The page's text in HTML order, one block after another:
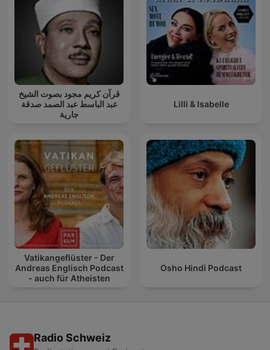
قرآن كريم مجود بصوت الشيخ
عبد الباسط عبد الصمد صدقة
جارية
Lilli & Isabelle
Vatikangeflüster - Der
Andreas Englisch Podcast
- auch für Atheisten
Osho Hindi Podcast
Radio Schweiz